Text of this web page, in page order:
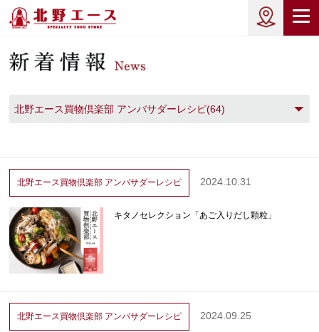
北野エース買物倶楽部 アンバサダーレシピ(64)
北野エース買物倶楽部 アンバサダーレシピ 2024.10.31
キタノセレクション「あご入りだし顆粒」
北野エース買物倶楽部 アンバサダーレシピ 2024.09.25